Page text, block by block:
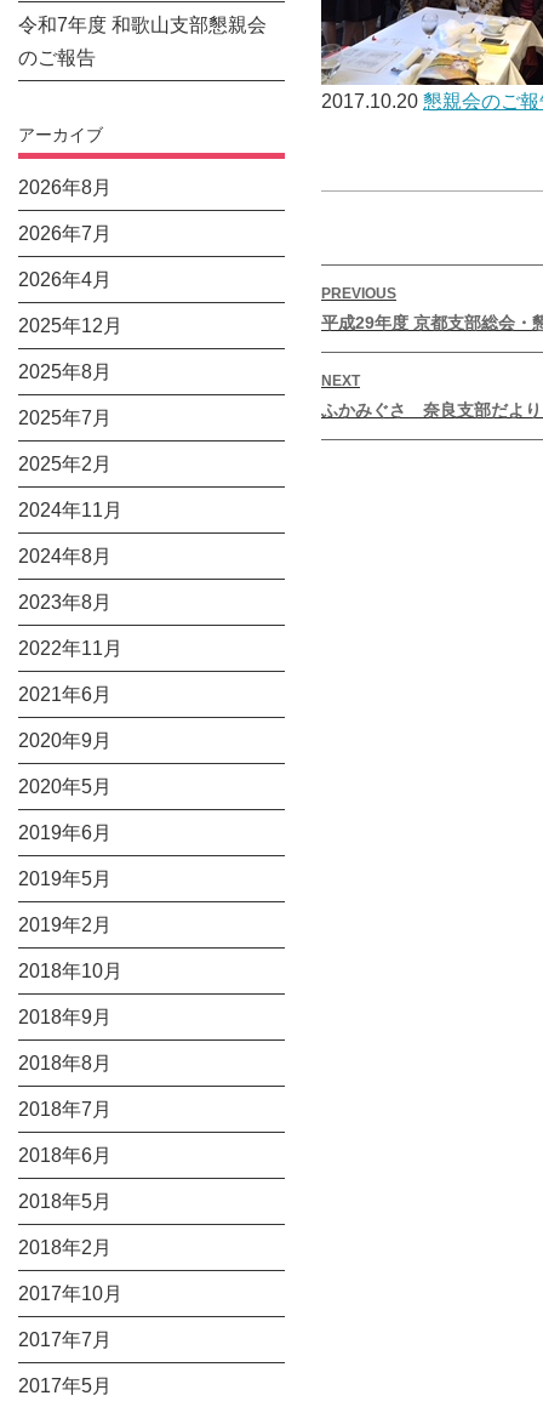
2017.10.20 懇親会のご報
稿
ビ
ゲ
ー
PREVIOUS
Previous
post:
平成29年度 京都支部総会・
NEXT
Next
post:
ふかみぐさ 奈良支部だよ
令和7年度 和歌山支部懇親会
のご報告
アーカイブ
2026年8月
2026年7月
2026年4月
2025年12月
2025年8月
2025年7月
2025年2月
2024年11月
2024年8月
2023年8月
2022年11月
2021年6月
2020年9月
2020年5月
2019年6月
2019年5月
2019年2月
2018年10月
2018年9月
2018年8月
2018年7月
2018年6月
2018年5月
2018年2月
2017年10月
2017年7月
2017年5月